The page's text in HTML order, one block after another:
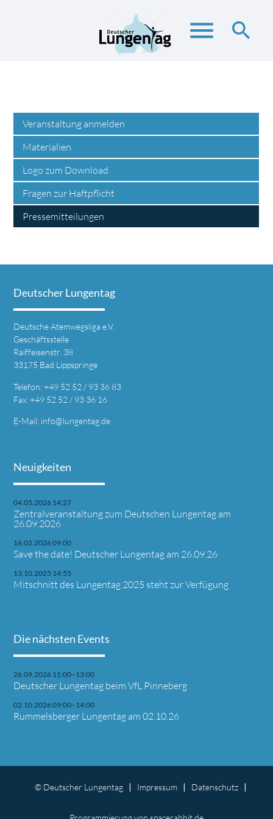
menu search
Veranstaltung anmelden
Materialien
Logo zum Download
Fragen zur Haftpflicht
Pressemitteilungen
Deutscher Lungentag
Deutsche Atemwegsliga e.V.
Geschäftsstelle
Raiffeisenstr. 38
33175 Bad Lippspringe
Telefon: +49 52 52 / 93 36 83
Fax: +49 52 52 / 93 36 16
E-Mail: info@lungentag.de
Neuigkeiten
04.05.2026 14:27
Zentralveranstaltung zum Deutschen Lungentag am
26.09.2026
16.02.2026 09:00
Save the date! Deutscher Lungentag am 26.09.26
13.10.2025 14:55
Mitschnitt des Lungentag 2025 steht zur Verfügung
Die nächsten Events
26.09.2026 11:00–13:00
Deutscher Lungentag beim VfL Pinneberg
02.10.2026 09:00–14:00
Rummelsberger Lungentag am 02.10.26
© Deutscher Lungentag Impressum Datenschutz